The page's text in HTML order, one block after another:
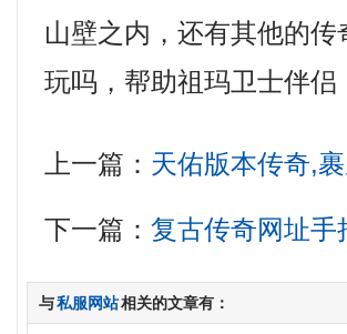
山壁之内，还有其他的
玩吗，帮助祖玛卫士伴
上一篇： 天佑版本传奇,
下一篇：复古传奇网址手
与私服网站相关的文章有：